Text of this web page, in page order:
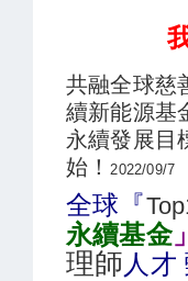
共融全球慈
續新能源基
永續發展目
始！
2022/09/7
全球『
永續基金」
理師 人才